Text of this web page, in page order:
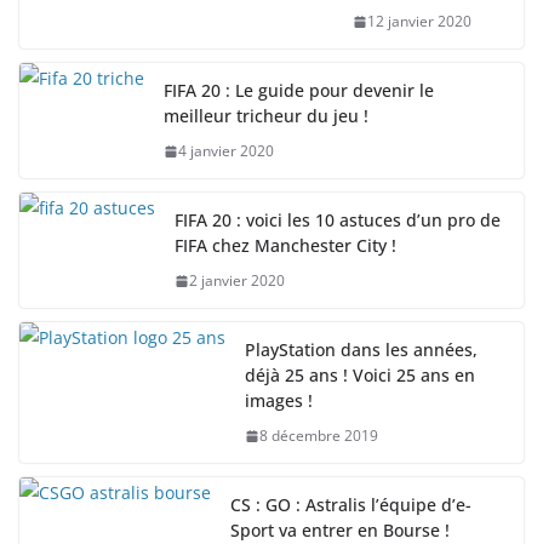
12 janvier 2020
FIFA 20 : Le guide pour devenir le
meilleur tricheur du jeu !
4 janvier 2020
FIFA 20 : voici les 10 astuces d’un pro de
FIFA chez Manchester City !
2 janvier 2020
PlayStation dans les années,
déjà 25 ans ! Voici 25 ans en
images !
8 décembre 2019
CS : GO : Astralis l’équipe d’e-
Sport va entrer en Bourse !